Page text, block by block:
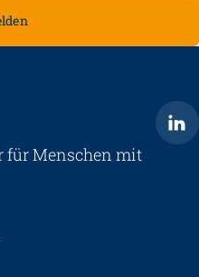
für Menschen mit